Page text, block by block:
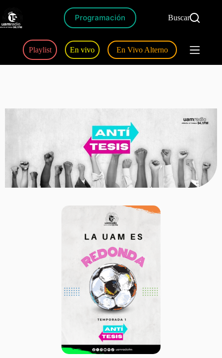
Programación Buscar
Playlist En vivo En Vivo Alterno